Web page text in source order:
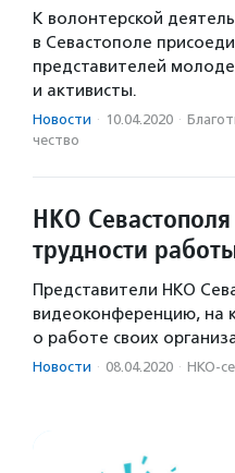
К волонтерской
в Севастополе
представителей
и активисты.
Новости · 10.04.2020 ·
чест­во
НКО
трудности
Представители НКО
видеоконференцию, на
о работе своих
Новости · 08.04.2020 · НКО-